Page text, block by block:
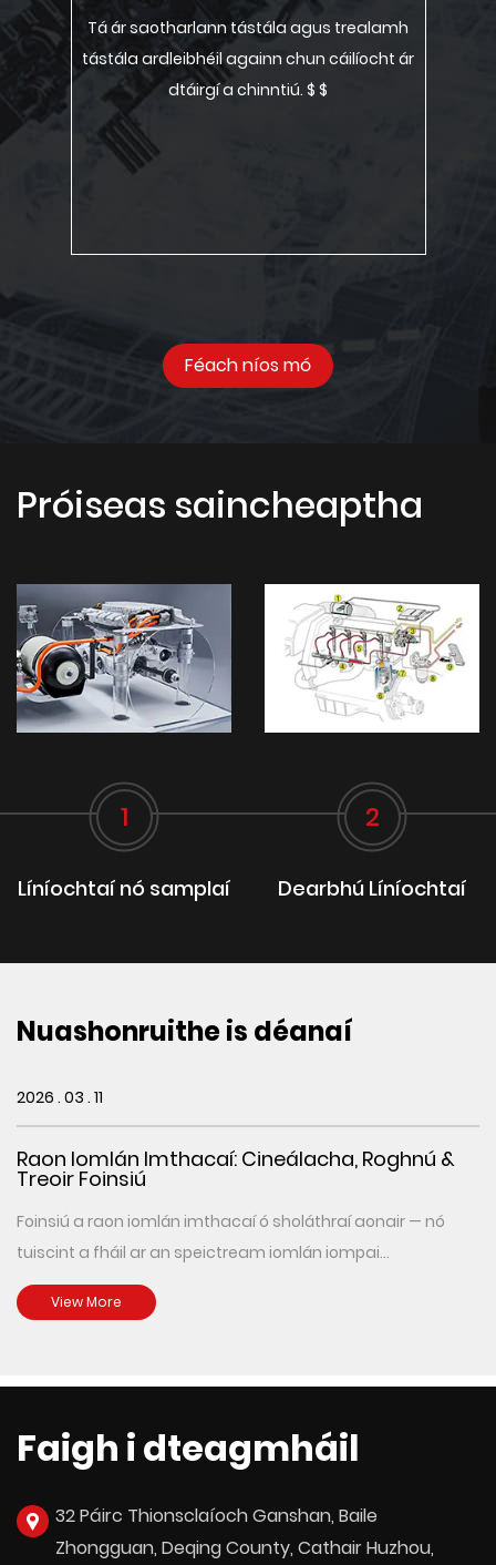
Tá ár saotharlann tástála agus trealamh
tástála ardleibhéil againn chun cáilíocht ár
dtáirgí a chinntiú. $ $
Féach níos mó
Próiseas saincheaptha
1
Líníochtaí nó samplaí
2
Dearbhú Líníochtaí
Nuashonruithe is déanaí
2026 . 03 . 11
Raon Iomlán Imthacaí: Cineálacha, Roghnú &
Treoir Foinsiú
Foinsiú a raon iomlán imthacaí ó sholáthraí aonair — nó
tuiscint a fháil ar an speictream iomlán iompai...
View More
Faigh i dteagmháil
32 Páirc Thionsclaíoch Ganshan, Baile
Zhongguan, Deqing County, Cathair Huzhou,